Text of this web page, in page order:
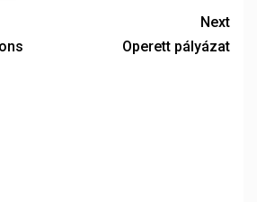
Next
Operett pályázat